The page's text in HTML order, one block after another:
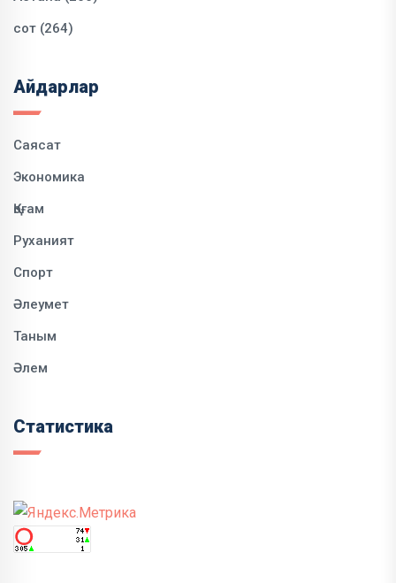
сот (264)
Айдарлар
Саясат
Экономика
Қоғам
Руханият
Спорт
Әлеумет
Таным
Әлем
Статистика